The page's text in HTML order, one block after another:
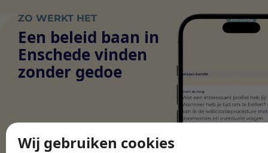
Wij gebruiken cookies
ZO WERKT HET
Een beleid baan in
Enschede vinden
zonder gedoe